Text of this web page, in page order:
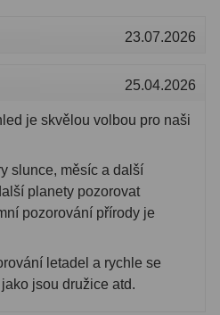
23.07.2026
25.04.2026
je skvělou volbou pro naši
slunce, měsíc a další
planety pozorovat
pozorování přírody je
letadel a rychle se
jsou družice atd.